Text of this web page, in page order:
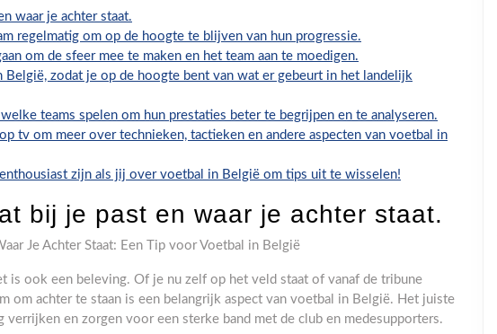
waar je achter staat.
regelmatig om op de hoogte te blijven van hun progressie.
om de sfeer mee te maken en het team aan te moedigen.
België, zodat je op de hoogte bent van wat er gebeurt in het landelijk
teams spelen om hun prestaties beter te begrijpen en te analyseren.
tv om meer over technieken, tactieken en andere aspecten van voetbal in
zijn als jij over voetbal in België om tips uit te wisselen!
bij je past en waar je achter staat.
Je Achter Staat: Een Tip voor Voetbal in België
is ook een beleving. Of je nu zelf op het veld staat of vanaf de tribune
om achter te staan is een belangrijk aspect van voetbal in België. Het juiste
verrijken en zorgen voor een sterke band met de club en medesupporters.